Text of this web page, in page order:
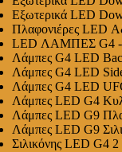
Εξωτερικά LED
Πλαφονιέρες LED
LED ΛΑΜΠΕΣ G4 -
Λάμπες G4 LED
Λάμπες G4 LED
Λάμπες G4 LED
Λάμπες LED G4
Λάμπες LED G9
Λάμπες LED G9
Σιλικόνης LED G4